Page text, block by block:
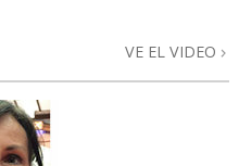
VE EL VIDEO